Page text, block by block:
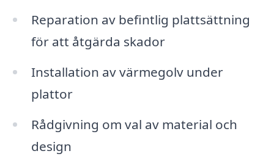
Reparation av befintlig plattsättning
för att åtgärda skador
Installation av värmegolv under
plattor
Rådgivning om val av material och
design